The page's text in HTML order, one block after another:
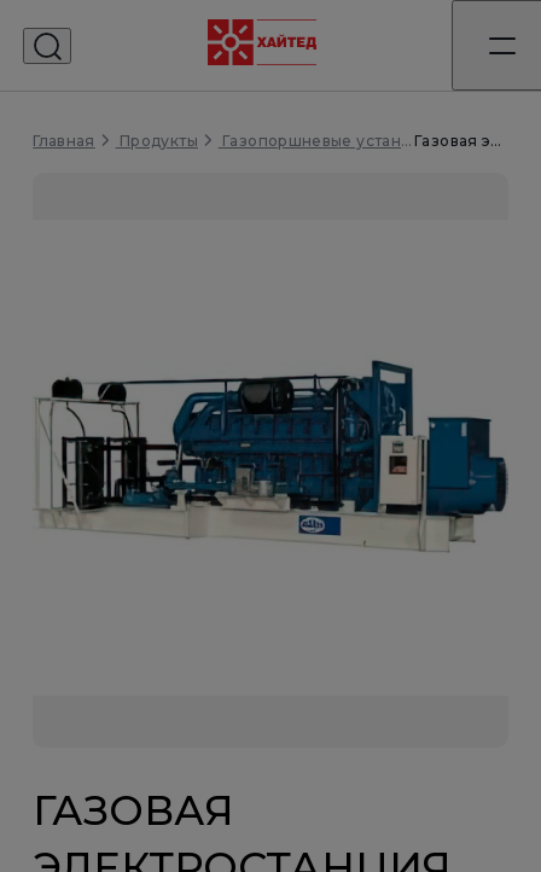
Главная Продукты Газопоршневые установки (ГПУ) Газовая электростанция PG1250B2
ГАЗОВАЯ